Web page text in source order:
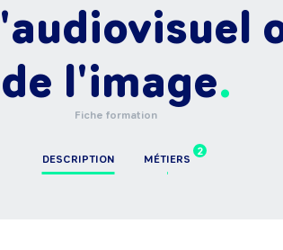
de l'image
Fiche formation
DESCRIPTION
2
MÉTIERS